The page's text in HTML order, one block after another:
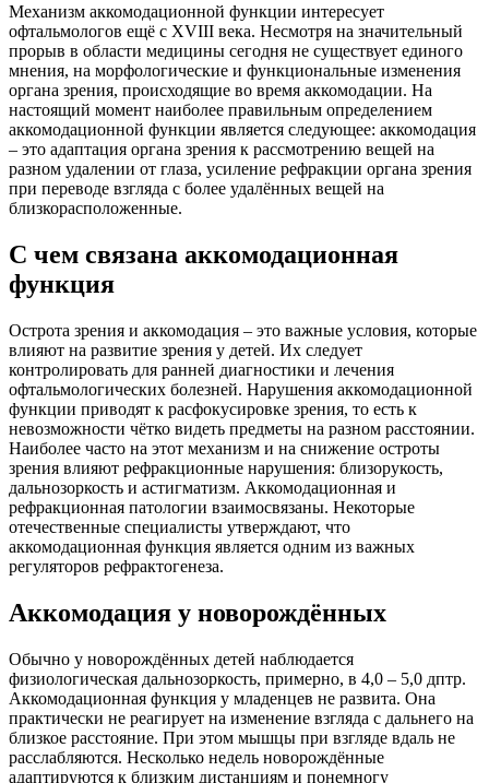
Механизм аккомодационной функции интересует
офтальмологов ещё с XVIII века. Несмотря на значительный
прорыв в области медицины сегодня не существует единого
мнения, на морфологические и функциональные изменения
органа зрения, происходящие во время аккомодации. На
настоящий момент наиболее правильным определением
аккомодационной функции является следующее: аккомодация
– это адаптация органа зрения к рассмотрению вещей на
разном удалении от глаза, усиление рефракции органа зрения
при переводе взгляда с более удалённых вещей на
близкорасположенные.
С чем связана аккомодационная
функция
Острота зрения и аккомодация – это важные условия, которые
влияют на развитие зрения у детей. Их следует
контролировать для ранней диагностики и лечения
офтальмологических болезней. Нарушения аккомодационной
функции приводят к расфокусировке зрения, то есть к
невозможности чётко видеть предметы на разном расстоянии.
Наиболее часто на этот механизм и на снижение остроты
зрения влияют рефракционные нарушения: близорукость,
дальнозоркость и астигматизм. Аккомодационная и
рефракционная патологии взаимосвязаны. Некоторые
отечественные специалисты утверждают, что
аккомодационная функция является одним из важных
регуляторов рефрактогенеза.
Аккомодация у новорождённых
Обычно у новорождённых детей наблюдается
физиологическая дальнозоркость, примерно, в 4,0 – 5,0 дптр.
Аккомодационная функция у младенцев не развита. Она
практически не реагирует на изменение взгляда с дальнего на
близкое расстояние. При этом мышцы при взгляде вдаль не
расслабляются. Несколько недель новорождённые
адаптируются к близким дистанциям и понемногу